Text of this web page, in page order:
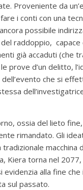
Proveniente da
i conti con una
possibile
raddoppio,
già accaduti (che
prove d’un delitto,
che si
ossia del lieto
rimandato. Gli
tradizionale
Kiera torna nel
alla fine
sul passato.